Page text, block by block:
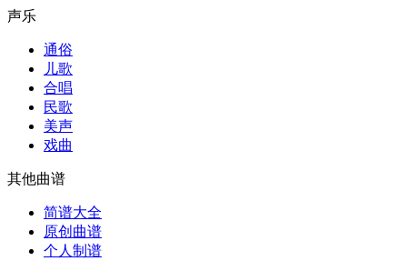
声乐
通俗
儿歌
合唱
民歌
美声
戏曲
其他曲谱
简谱大全
原创曲谱
个人制谱